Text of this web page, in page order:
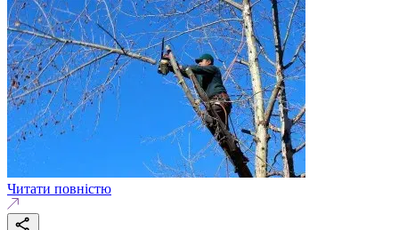
Читати повністю